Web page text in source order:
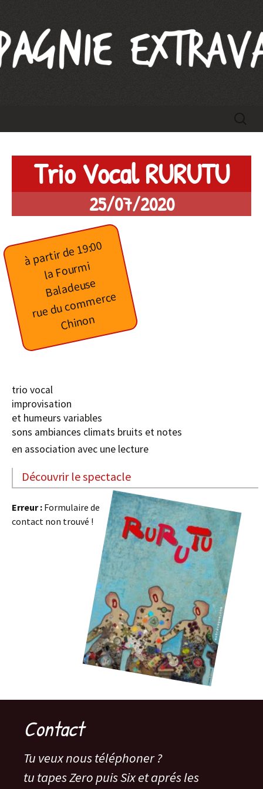
Compagnie Extravague
Trio Vocal RURUTU
25/07/2020
à partir de 19:00
l
a
F
o
ur
mi
B
al
a
d
e
us
e
rue du commerce
Chinon
trio vocal
improvisation
et humeurs variables
sons ambiances climats bruits et notes
en association avec une lecture
Découvrir le spectacle
Erreur : Formulaire de
contact non trouvé !
Contact
Tu veux nous téléphoner ?
tu tapes Zero puis Six et aprés les